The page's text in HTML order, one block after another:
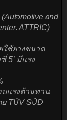
and
ATTRIC)
ใช้ยางขนาด
5’ มีแรง
บแรงต้านทาน
TÜV SÜD